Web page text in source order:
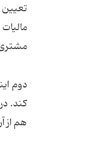
دوم
کند.
هم از